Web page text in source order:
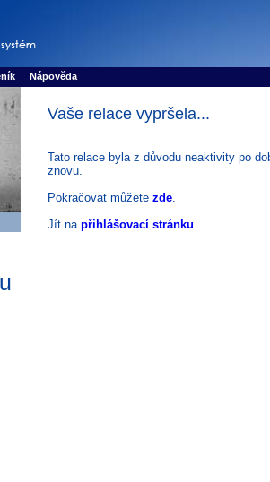
rezervace sportu
Nápověda
Vaše relace vypršela...
Tato relace byla z důvodu neaktivity po
znovu.
Pokračovat můžete zde.
Jít na přihlášovací stránku.